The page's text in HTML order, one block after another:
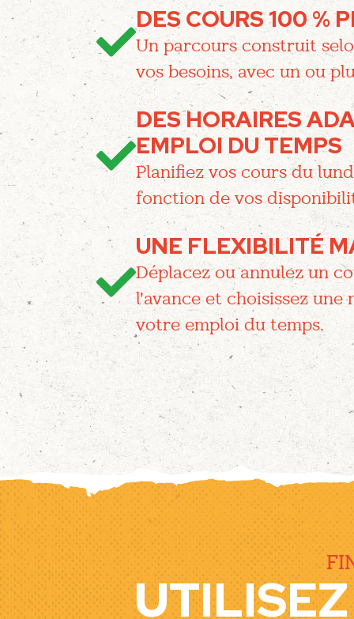
DES COURS 100 %
Un parcours construit
vos besoins, avec un ou
DES HORAIRES
EMPLOI DU TEMPS
Planifiez vos cours du
fonction de vos
UNE FLEXIBILITÉ
Déplacez ou annulez un
l'avance et choisissez
votre emploi du temps.